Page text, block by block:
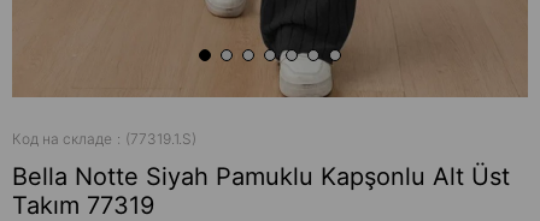
Код на складе (77319.1.S)
Bella Notte Siyah Pamuklu Kapşonlu Alt Üst
Takım 77319